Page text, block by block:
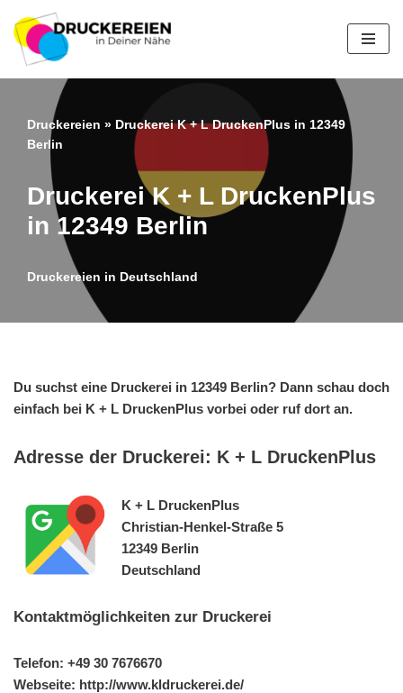
Zum
Inhalt
springen
Druckereien » Druckerei K + L DruckenPlus in 12349
Berlin
Druckerei K + L DruckenPlus
in 12349 Berlin
Druckereien in Deutschland
Du suchst eine Druckerei in 12349 Berlin? Dann schau doch
einfach bei K + L DruckenPlus vorbei oder ruf dort an.
Adresse der Druckerei: K + L DruckenPlus
K + L DruckenPlus
Christian-Henkel-Straße 5
12349 Berlin
Deutschland
Kontaktmöglichkeiten zur Druckerei
Telefon: +49 30 7676670
Webseite: http://www.kldruckerei.de/